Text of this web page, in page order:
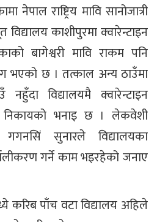
नेपाल राष्ट्रिय मावि सानोजात्री
काशीपुरमा क्वारेन्टाइन
बागेश्वरी मावि राकम पनि
भएको छ । तत्काल अन्य ठाउँमा
नहुँदा विद्यालयमै क्वारेन्टाइन
निकायको भनाइ छ । लेकवेशी
सुनारले विद्यालयका
गर्ने काम भइरहेको जनाए
करिब पाँच वटा विद्यालय अहिले